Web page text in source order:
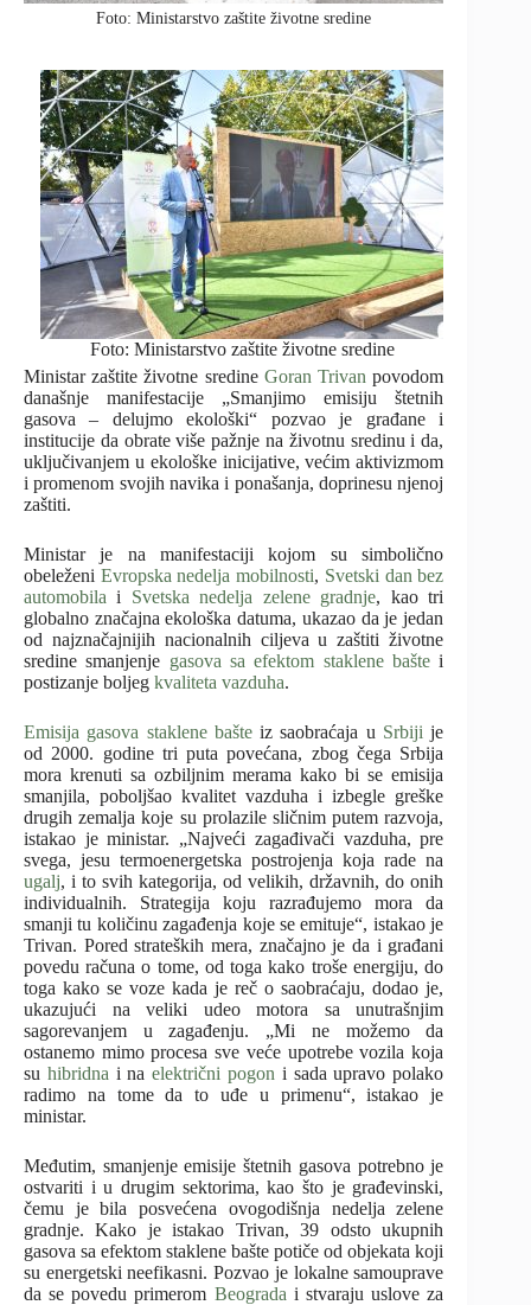
Foto: Ministarstvo zaštite životne sredine
Foto: Ministarstvo zaštite životne sredine
Ministar zaštite životne sredine Goran Trivan povodom
današnje manifestacije „Smanjimo emisiju štetnih
gasova – delujmo ekološki“ pozvao je građane i
institucije da obrate više pažnje na životnu sredinu i da,
uključivanjem u ekološke inicijative, većim aktivizmom
i promenom svojih navika i ponašanja, doprinesu njenoj
zaštiti.
Ministar je na manifestaciji kojom su simbolično
obeleženi Evropska nedelja mobilnosti, Svetski dan bez
automobila i Svetska nedelja zelene gradnje, kao tri
globalno značajna ekološka datuma, ukazao da je jedan
od najznačajnijih nacionalnih ciljeva u zaštiti životne
sredine smanjenje gasova sa efektom staklene baštei
postizanje boljeg kvaliteta vazduha.
Emisija gasova staklene bašteiz saobraćaja u Srbiji je
od 2000. godine tri puta povećana, zbog čega Srbija
mora krenuti sa ozbiljnim merama kako bi se emisija
smanjila, poboljšao kvalitet vazduha i izbegle greške
drugih zemalja koje su prolazile sličnim putem razvoja,
istakao je ministar. „Najveći zagađivači vazduha, pre
svega, jesu termoenergetska postrojenja koja rade na
ugalj, i to svih kategorija, od velikih, državnih, do onih
individualnih. Strategija koju razrađujemo mora da
smanji tu količinu zagađenja koje se emituje“, istakao je
Trivan. Pored strateških mera, značajno je da i građani
povedu računa o tome, od toga kako troše energiju, do
toga kako se voze kada je reč o saobraćaju, dodao je,
ukazujući na veliki udeo motora sa unutrašnjim
sagorevanjem u zagađenju. „Mi ne možemo da
ostanemo mimo procesa sve veće upotrebe vozila koja
su hibridna i naelektrični pogon i sada upravo polako
radimo na tome da to uđe u primenu“, istakao je
ministar.
Međutim, smanjenje emisije štetnih gasova potrebno je
ostvariti i u drugim sektorima, kao što je građevinski,
čemu je bila posvećena ovogodišnja nedelja zelene
gradnje. Kako je istakao Trivan, 39 odsto ukupnih
gasova sa efektom staklene bašte potiče od objekata koji
su energetski neefikasni. Pozvao je lokalne samouprave
da se povedu primerom Beograda i stvaraju uslove za